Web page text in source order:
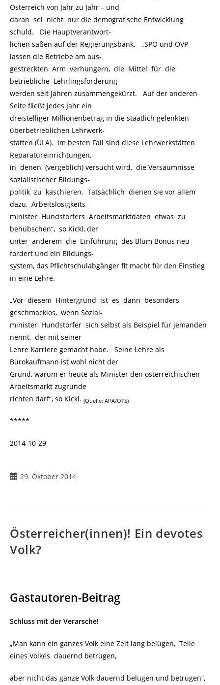
Österreich von Jahr zu Jahr – und
daran sei nicht nur die demografische Entwicklung
schuld. Die Hauptverantwort-
lichen säßen auf der Regierungsbank. „SPÖ und ÖVP
lassen die Betriebe am aus-
gestreckten Arm verhungern, die Mittel für die
betriebliche Lehrlingsförderung
werden seit Jahren zusammengekürzt. Auf der anderen
Seite fließt jedes Jahr ein
dreistelliger Millionenbetrag in die staatlich gelenkten
überbetrieblichen Lehrwerk-
stätten (ÜLA). Im besten Fall sind diese Lehrwerkstätten
Reparatureinrichtungen,
in denen (vergeblich) versucht wird, die Versäumnisse
sozialistischer Bildungs-
politik zu kaschieren. Tatsächlich dienen sie vor allem
dazu, Arbeitslosigkeits-
minister Hundstorfers Arbeitsmarktdaten etwas zu
behübschen“, so Kickl, der
unter anderem die Einführung des Blum Bonus neu
fordert und ein Bildungs-
system, das Pflichtschulabgänger fit macht für den Einstieg
in eine Lehre.
„Vor diesem Hintergrund ist es dann besonders
geschmacklos, wenn Sozial-
minister Hundstorfer sich selbst als Beispiel für jemanden
nennt, der mit seiner
Lehre Karriere gemacht habe. Seine Lehre als
Bürokaufmann ist wohl nicht der
Grund, warum er heute als Minister den österreichischen
Arbeitsmarkt zugrunde
richten darf“, so Kickl. (Quelle: APA/OTS)
*****
2014-10-29
Beitrag
29. Oktober 2014
Österreicher(innen)! Ein devotes
Volk?
Gastautoren-Beitrag
Schluss mit der Verarsche!
„Man kann ein ganzes Volk eine Zeit lang belügen, Teile
eines Volkes dauernd betrügen,
aber nicht das ganze Volk dauernd belügen und betrügen“,